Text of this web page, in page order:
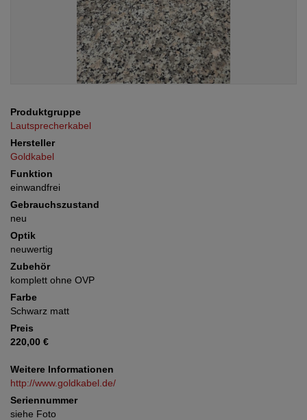
Produktgruppe
Lautsprecherkabel
Hersteller
Goldkabel
Funktion
einwandfrei
Gebrauchszustand
neu
Optik
neuwertig
Zubehör
komplett ohne OVP
Farbe
Schwarz matt
Preis
220,00 €
Weitere Informationen
http://www.goldkabel.de/
Seriennummer
siehe Foto